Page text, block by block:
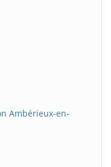
Ambérieux-en-